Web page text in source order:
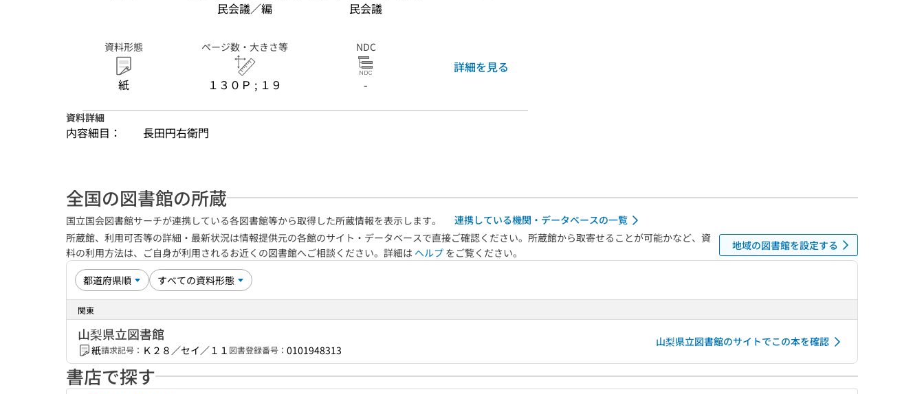
民会議／編
民会議
資料形態
紙
ページ数・大きさ等
１３０Ｐ ; １９
NDC
-
詳細を見る
資料詳細
内容細目： 長田円右衛門
全国の図書館の所蔵
国立国会図書館サーチが連携している各図書館等から取得した所蔵情報を表示します。
連携している機関・データベースの一覧
所蔵館、利用可否等の詳細・最新状況は情報提供元の各館のサイト・データベースで直接ご確認ください。所蔵館から取寄せることが可能かなど、資
料の利用方法は、ご自身が利用されるお近くの図書館へご相談ください。詳細は ヘルプ をご覧ください。
地域の図書館を設定する
関東
山梨県立図書館
紙請求記号： Ｋ２８／セイ／１１ 図書登録番号： 0101948313
山梨県立図書館のサイトでこの本を確認
書店で探す